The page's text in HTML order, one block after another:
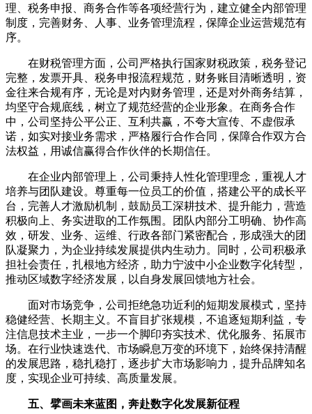
理、税务申报、商务合作等各项经营行为，建立健全内部管理
制度，完善财务、人事、业务管理流程，保障企业运营规范有
序。
在财税管理方面，公司严格执行国家财税政策，税务登记
完整，发票开具、税务申报流程规范，财务账目清晰透明，资
金往来合规有序，无论是对内财务管理，还是对外商务结算，
均坚守合规底线，树立了规范经营的企业形象。在商务合作
中，公司坚持公平公正、互利共赢，不夸大宣传、不虚假承
诺，如实对接业务需求，严格履行合作合同，保障合作双方合
法权益，用诚信赢得合作伙伴的长期信任。
在企业内部管理上，公司秉持人性化管理理念，重视人才
培养与团队建设。尊重每一位员工的价值，搭建公平的成长平
台，完善人才激励机制，鼓励员工深耕技术、提升能力，营造
积极向上、务实进取的工作氛围。团队内部分工明确、协作高
效，研发、业务、运维、行政各部门紧密配合，形成强大的团
队凝聚力，为企业持续发展提供内生动力。同时，公司积极承
担社会责任，扎根地方经济，助力宁波中小企业数字化转型，
推动区域数字经济发展，以自身发展回馈地方社会。
面对市场竞争，公司拒绝急功近利的短期发展模式，坚持
稳健经营、长期主义。不盲目扩张规模，不追逐短期利益，专
注信息技术主业，一步一个脚印夯实技术、优化服务、拓展市
场。在行业快速迭代、市场瞬息万变的环境下，始终保持清醒
的发展思路，稳扎稳打，逐步扩大市场影响力，提升品牌知名
度，实现企业可持续、高质量发展。
五、擘画未来蓝图，奔赴数字化发展新征程